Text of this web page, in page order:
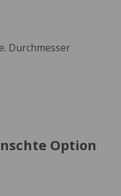
Durchmesser
Option